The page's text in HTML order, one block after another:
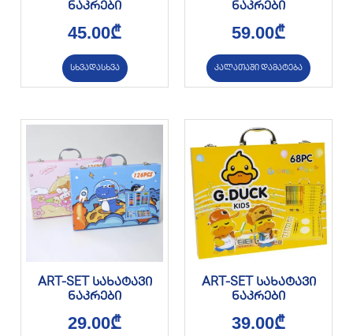
ნაკრები
45.00₾
სხვადასხვა
ნაკრები
59.00₾
კალათაში დამატება
ART-SET სახატავი
ნაკრები
29.00₾
ART-SET სახატავი
ნაკრები
39.00₾